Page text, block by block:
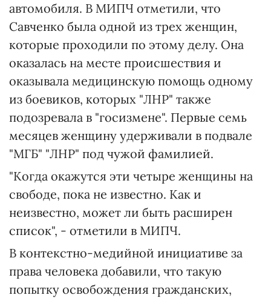
автомобиля. В МИПЧ отметили, что
Савченко была одной из трех женщин,
которые проходили по этому делу. Она
оказалась на месте происшествия и
оказывала медицинскую помощь одному
из боевиков, которых "ЛНР" также
подозревала в "госизмене". Первые семь
месяцев женщину удерживали в подвале
"МГБ" "ЛНР" под чужой фамилией.
"Когда окажутся эти четыре женщины на
свободе, пока не известно. Как и
неизвестно, может ли быть расширен
список", - отметили в МИПЧ.
В контекстно-медийной инициативе за
права человека добавили, что такую
попытку освобождения гражданских,